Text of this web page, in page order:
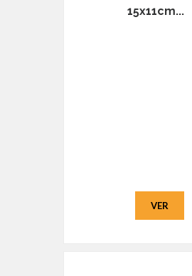
15x11cm...
VER